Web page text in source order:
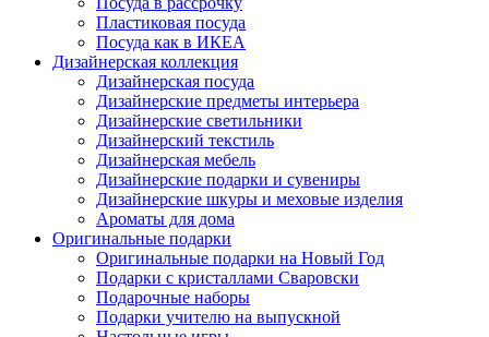
Пластиковая посуда
Посуда как в ИКЕА
Дизайнерская коллекция
Дизайнерская посуда
Дизайнерские предметы интерьера
Дизайнерские светильники
Дизайнерский текстиль
Дизайнерская мебель
Дизайнерские подарки и сувениры
Дизайнерские шкуры и меховые изделия
Ароматы для дома
Оригинальные подарки
Оригинальные подарки на Новый Год
Подарки с кристаллами Сваровски
Подарочные наборы
Подарки учителю на выпускной